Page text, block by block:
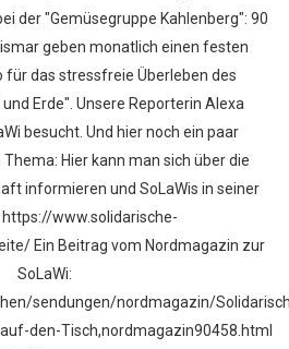
der "Gemüsegruppe Kahlenberg": 90
geben monatlich einen festen
für das stressfreie Überleben des
Erde". Unsere Reporterin Alexa
besucht. Und hier noch ein paar
Hier kann man sich über die
informieren und SoLaWis in seiner
https://www.solidarische-
Ein Beitrag vom Nordmagazin zur
SoLaWi:
sendungen/nordmagazin/
den-Tisch,nordmagazin90458.html